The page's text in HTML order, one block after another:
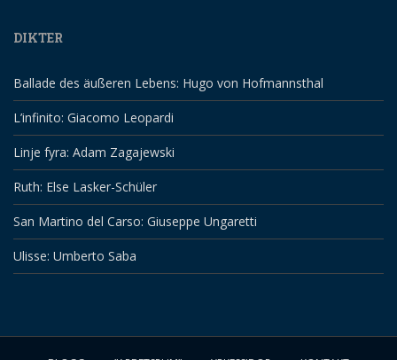
DIKTER
Ballade des äußeren Lebens: Hugo von Hofmannsthal
L’infinito: Giacomo Leopardi
Linje fyra: Adam Zagajewski
Ruth: Else Lasker-Schüler
San Martino del Carso: Giuseppe Ungaretti
Ulisse: Umberto Saba